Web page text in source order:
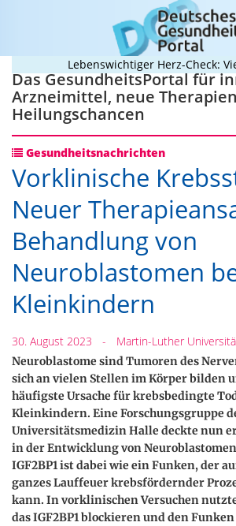
Lebenswichtiger Herz-Check:
Das GesundheitsPortal für
Arzneimittel, neue
Heilungschancen
Gesundheitsnachrichten
Vorklinische
Neuer
Behandlung von
Neuroblastomen
Kleinkindern
30. August 2023 - Martin-Luther
Neuroblastome sind Tumoren des
sich an vielen Stellen im Körper bilden
häufigste Ursache für krebsbedingte
Kleinkindern. Eine Forschungsgruppe
Universitätsmedizin Halle deckte nun
in der Entwicklung von
IGF2BP1 ist dabei wie ein Funken, der
ganzes Lauffeuer krebsfördernder
kann. In vorklinischen Versuchen
das IGF2BP1 blockieren und den